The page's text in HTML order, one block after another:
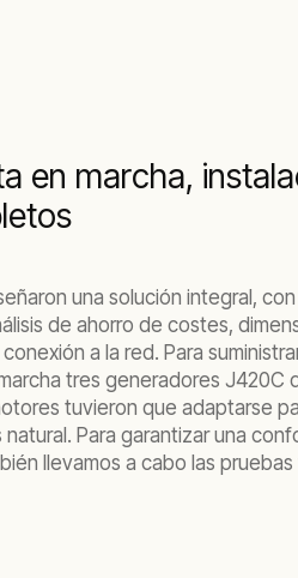
en marcha,
una solución integral,
de ahorro de costes,
a la red. Para
tres generadores J420C
tuvieron que adaptarse
Para garantizar una
llevamos a cabo las